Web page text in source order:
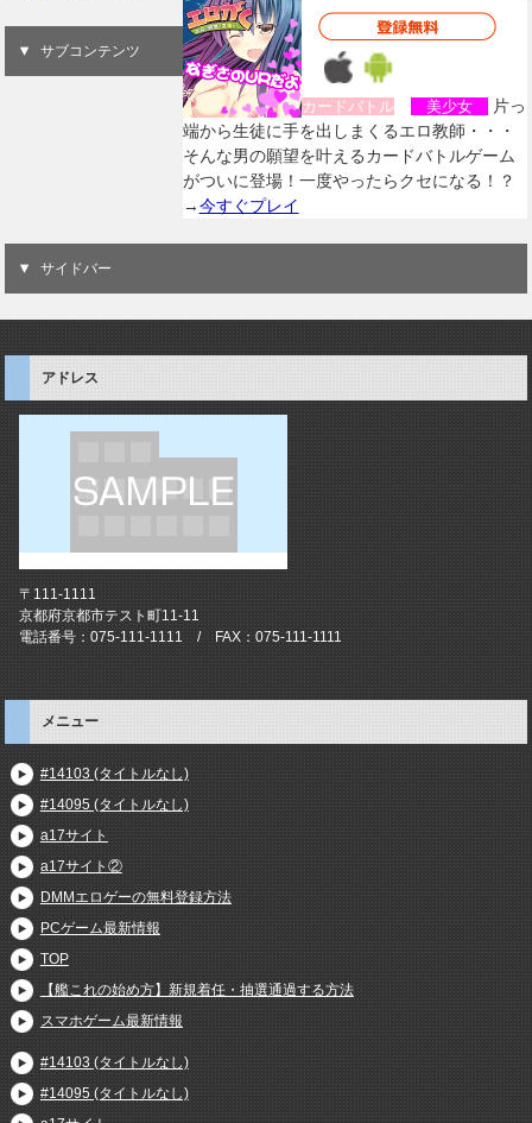
カードバトル 美少女
片っ
端から生徒に手を出しまくるエロ教師・・・
そんな男の願望を叶えるカードバトルゲーム
がついに登場！一度やったらクセになる！？
→今すぐプレイ
サブコンテンツ
サイドバー
アドレス
〒111-1111
京都府京都市テスト町11-11
電話番号：075-111-1111 / FAX：075-111-1111
メニュー
#14103 (タイトルなし)
#14095 (タイトルなし)
a17サイト
a17サイト②
DMMエロゲーの無料登録方法
PCゲーム最新情報
TOP
【艦これの始め方】新規着任・抽選通過する方法
スマホゲーム最新情報
#14103 (タイトルなし)
#14095 (タイトルなし)